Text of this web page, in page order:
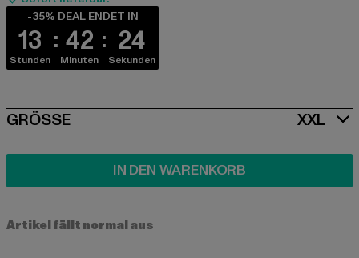
-35% DEAL ENDET IN
13
Stunden
42
Minuten
24
Sekunden
SIZE
GRÖSSE XXL
IN DEN WARENKORB
Artikel fällt normal aus